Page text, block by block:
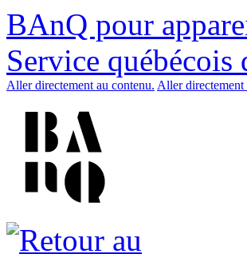
BAnQ pour
Service québécois
Aller directement au contenu. Aller directement